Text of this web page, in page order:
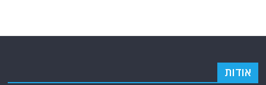
אודות